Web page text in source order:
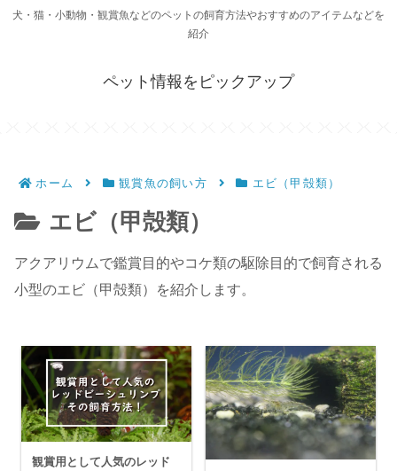
犬・猫・小動物・観賞魚などのペットの飼育方法やおすすめのアイテムなどを
紹介
ペット情報をピックアップ
ホーム 観賞魚の飼い方 エビ（甲殻類）
エビ（甲殻類）
アクアリウムで鑑賞目的やコケ類の駆除目的で飼育される
小型のエビ（甲殻類）を紹介します。
観賞用として人気のレッド